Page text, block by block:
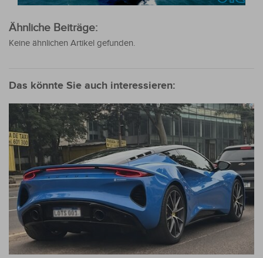
Ähnliche Beiträge:
Keine ähnlichen Artikel gefunden.
Das könnte Sie auch interessieren: